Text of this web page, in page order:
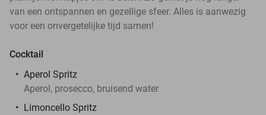
van een ontspannen en gezellige sfeer. Alles is aanwezig
voor een onvergetelijke tijd samen!
Cocktail
Aperol Spritz
Aperol, prosecco, bruisend water
Limoncello Spritz